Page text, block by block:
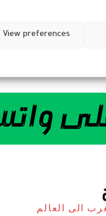
View preferences
الى العالم